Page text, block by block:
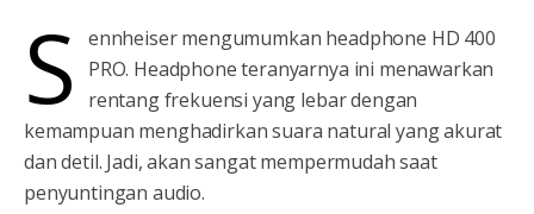
S
ennheiser mengumumkan headphone HD 400
PRO. Headphone teranyarnya ini menawarkan
rentang frekuensi yang lebar dengan
kemampuan menghadirkan suara natural yang akurat
dan detil. Jadi, akan sangat mempermudah saat
penyuntingan audio.